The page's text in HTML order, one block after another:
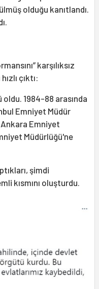
olduğu kanıtlandı.
karşılıksız
çıktı:
oldu. 1984-88 arasında
Emniyet Müdür
Ankara Emniyet
Müdürlüğü'ne
şimdi
kısmını oluşturdu.